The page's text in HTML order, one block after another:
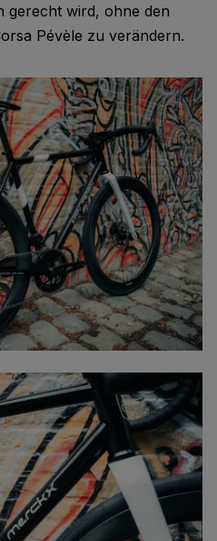
gerecht wird, ohne den
Pévèle zu verändern.